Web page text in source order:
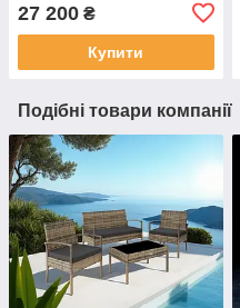
27 200 ₴
Купити
Подібні товари компанії